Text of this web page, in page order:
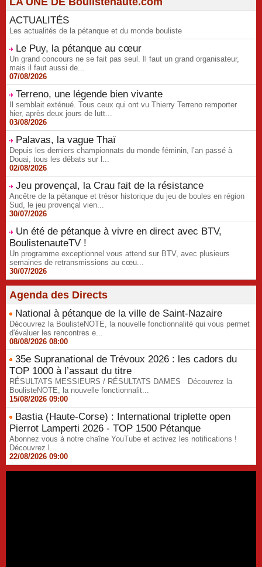
ACTUALITÉS
Les actualités de la pétanque et du monde bouliste
Le Puy, la pétanque au cœur
Un grand concours ne se fait pas seul. Il faut un grand organisateur,
mais il faut aussi de...
07/08/2026
Terreno, une légende bien vivante
Il semblait exténué. Tous ceux qui ont vu Thierry Terreno remporter
hier, après deux jours de lutt...
03/08/2026
Palavas, la vague Thaï
Depuis les derniers championnats du monde féminin, l’an passé à
Douai, tous les débats sur l...
02/08/2026
Jeu provençal, la Crau fait de la résistance
Ancêtre de la pétanque et trésor historique du jeu de boules en région
Sud, le jeu provençal vien...
30/07/2026
Un été de pétanque à vivre en direct avec BTV,
BoulistenauteTV !
Un programme exceptionnel vous attend sur BTV, avec plusieurs
semaines de retransmissions au cœu...
30/07/2026
Agenda des Directs
National à pétanque de la ville de Saint-Nazaire
Découvrez la BoulisteNOTE, la nouvelle fonctionnalité qui vous permet
d'évaluer les rencontres e...
08/08/2026 08:00
35e Supranational de Trévoux 2026 : les cadors du
TOP 1000 à l’assaut du titre
RÉSULTATS MESSIEURS / RÉSULTATS DAMES Découvrez la
BoulisteNOTE, la nouvelle fonctionnalit...
15/08/2026 09:00
Bastia (Haute-Corse) : International triplette open
Pierrot Lamperti 2026 - TOP 1500 Pétanque
Abonnez vous à notre chaîne YouTube et activez les notifications !
Découvrez l...
22/08/2026 09:00